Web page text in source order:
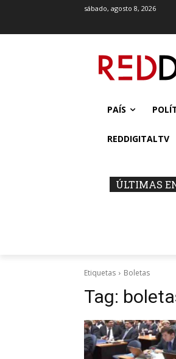
sábado, agosto 8, 2026
PAÍS
REDDIGITALTV
ÚLTIMAS
Etiquetas Boletas
Tag: